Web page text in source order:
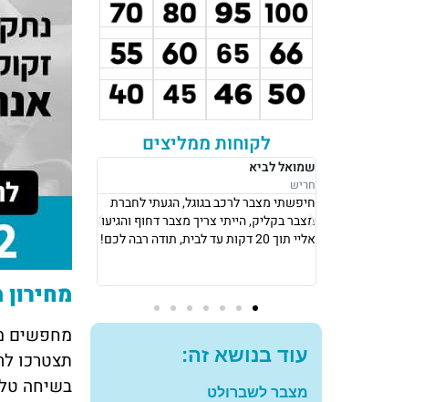
לקוחות ממליצים
רבקה לוי
נתניה
אני גרה בנתניה, אני פשוט הייתי חייבת
מצבר כדי לצאת לעבודה ב8 בבוקר, הגיעו
אליי תוך 10 דקות והחליפו לי מצבר עם
אושר סעדיה
את מצבר
החליפו לי
שיש, תודה
להמליץ
עוד בנושא זה:
מצבר לשברולט
מחפשים
תצטרכו
בשיחה